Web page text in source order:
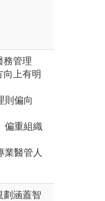
務管理
向上有明
則偏向
偏重組織
業醫管人
劃涵蓋智